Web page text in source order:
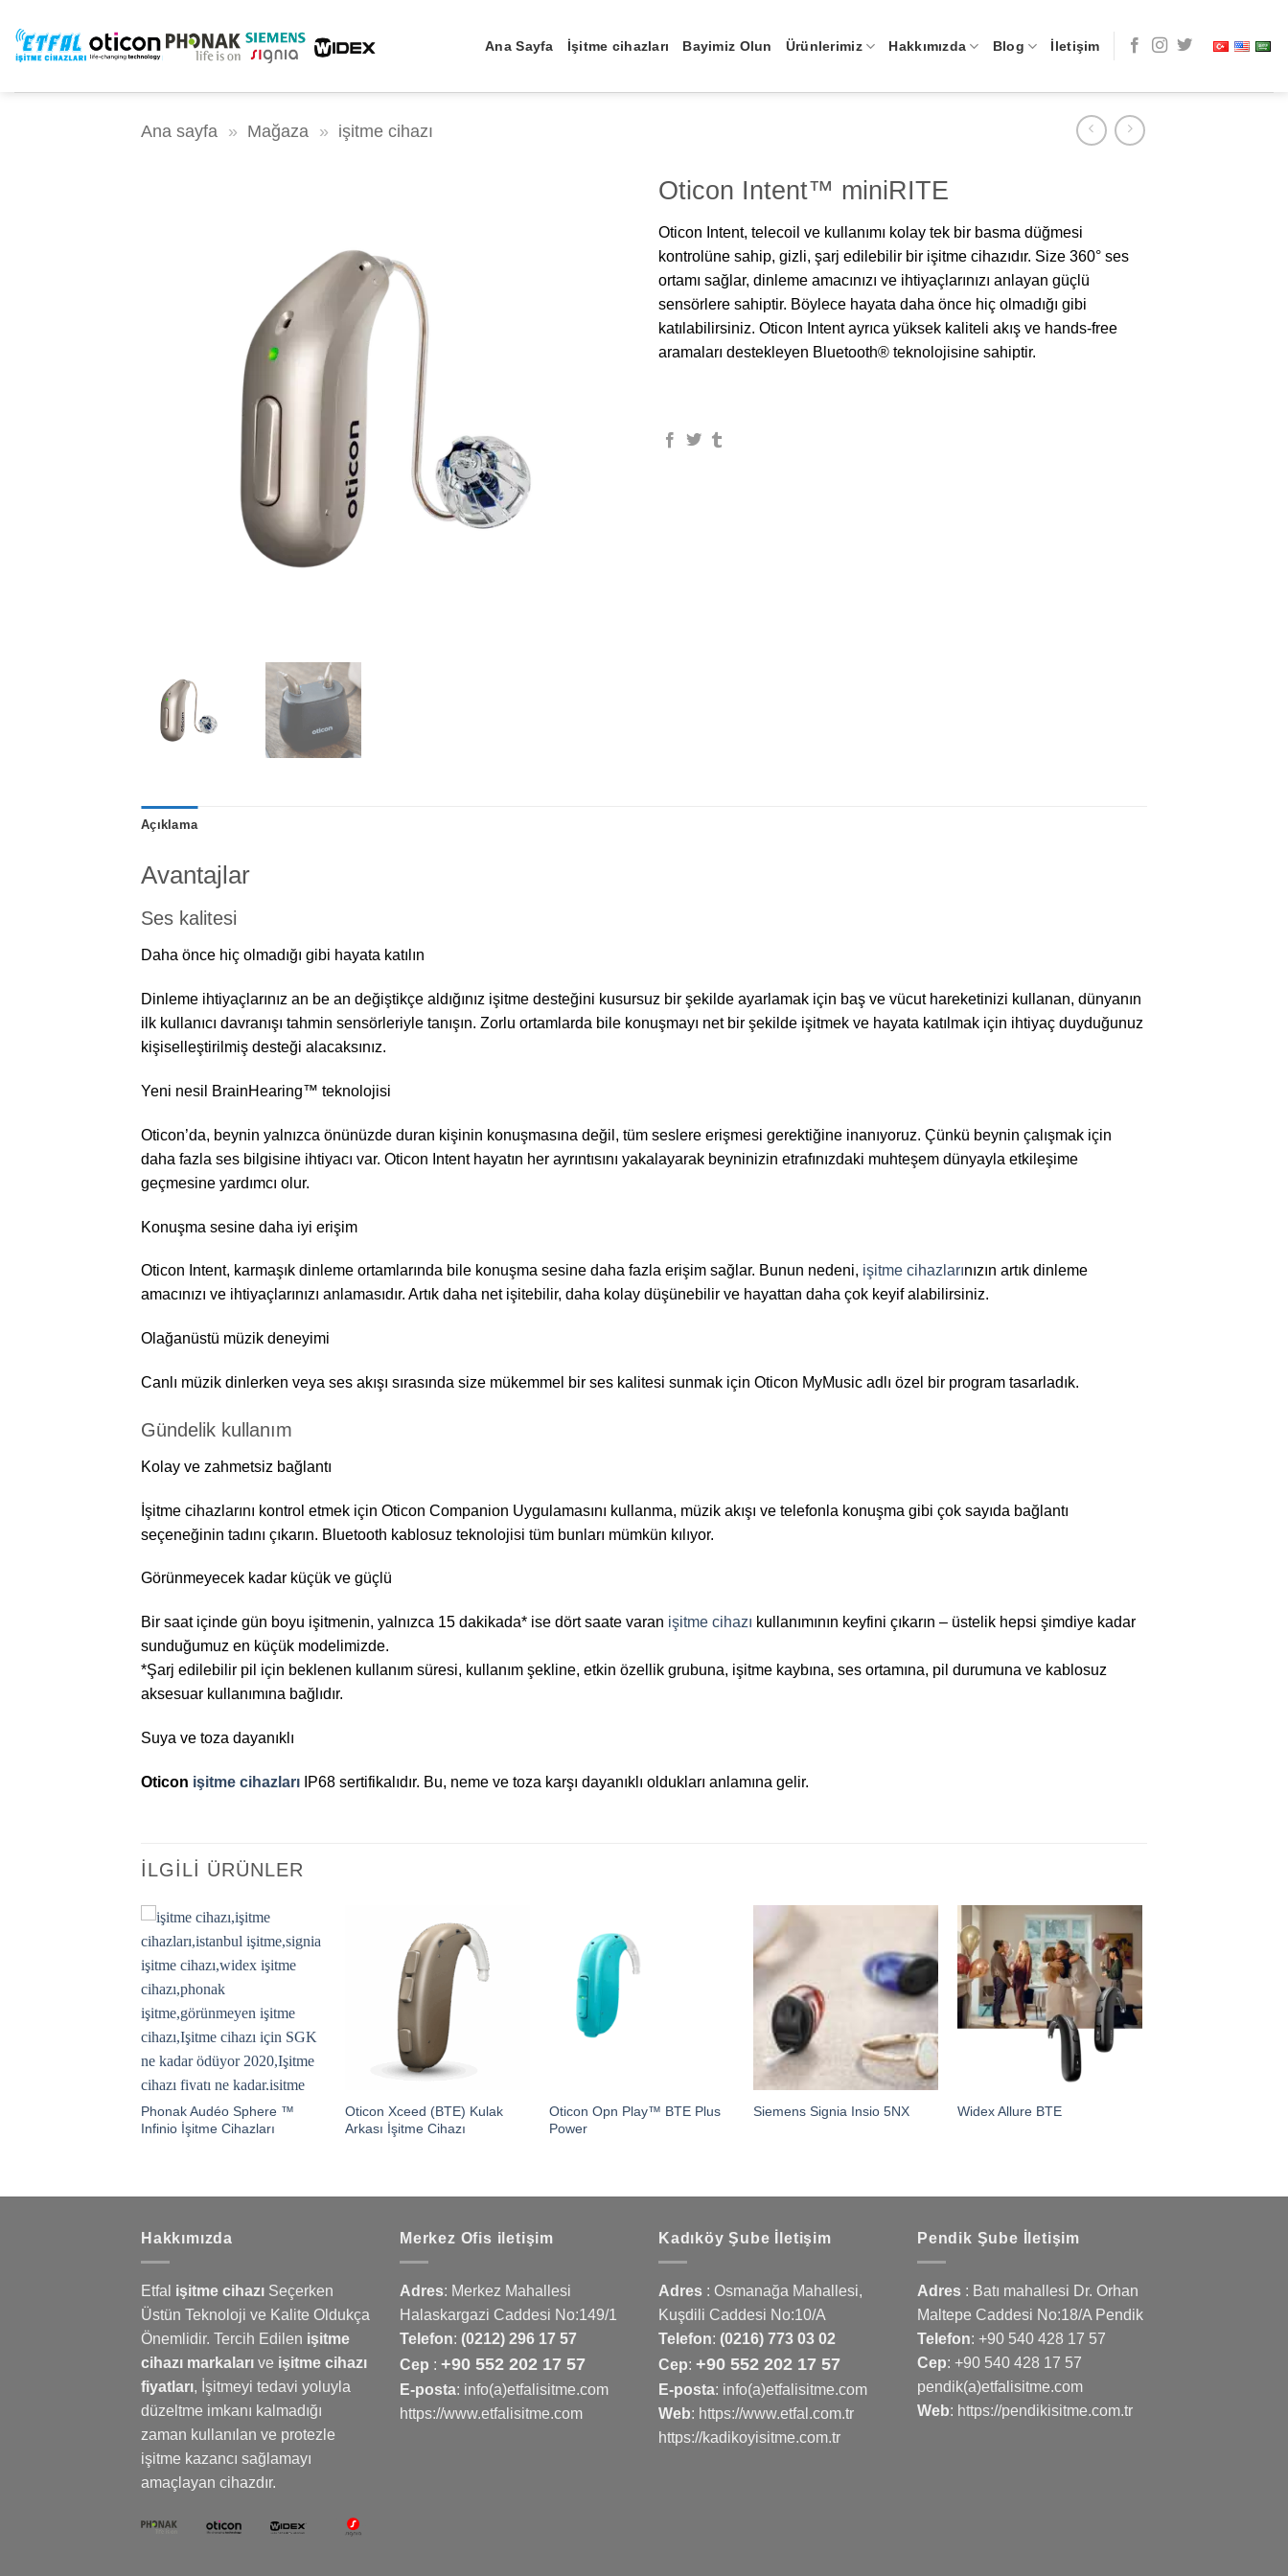
atla
Ana Sayfa İşitme cihazları Bayimiz Olun Ürünlerimiz Hakkımızda Blog İletişim
Ana sayfa » Mağaza » işitme cihazı
Oticon Intent™ miniRITE
Oticon Intent, telecoil ve kullanımı kolay tek bir basma düğmesi
kontrolüne sahip, gizli, şarj edilebilir bir işitme cihazıdır. Size 360° ses
ortamı sağlar, dinleme amacınızı ve ihtiyaçlarınızı anlayan güçlü
sensörlere sahiptir. Böylece hayata daha önce hiç olmadığı gibi
katılabilirsiniz. Oticon Intent ayrıca yüksek kaliteli akış ve hands-free
aramaları destekleyen Bluetooth® teknolojisine sahiptir.
Açıklama
Avantajlar
Ses kalitesi
Daha önce hiç olmadığı gibi hayata katılın
Dinleme ihtiyaçlarınız an be an değiştikçe aldığınız işitme desteğini kusursuz bir şekilde ayarlamak için baş ve vücut hareketinizi kullanan, dünyanın
ilk kullanıcı davranışı tahmin sensörleriyle tanışın. Zorlu ortamlarda bile konuşmayı net bir şekilde işitmek ve hayata katılmak için ihtiyaç duyduğunuz
kişiselleştirilmiş desteği alacaksınız.
Yeni nesil BrainHearing™ teknolojisi
Oticon’da, beynin yalnızca önünüzde duran kişinin konuşmasına değil, tüm seslere erişmesi gerektiğine inanıyoruz. Çünkü beynin çalışmak için
daha fazla ses bilgisine ihtiyacı var. Oticon Intent hayatın her ayrıntısını yakalayarak beyninizin etrafınızdaki muhteşem dünyayla etkileşime
geçmesine yardımcı olur.
Konuşma sesine daha iyi erişim
Oticon Intent, karmaşık dinleme ortamlarında bile konuşma sesine daha fazla erişim sağlar. Bunun nedeni, işitme cihazlarınızın artık dinleme
amacınızı ve ihtiyaçlarınızı anlamasıdır. Artık daha net işitebilir, daha kolay düşünebilir ve hayattan daha çok keyif alabilirsiniz.
Olağanüstü müzik deneyimi
Canlı müzik dinlerken veya ses akışı sırasında size mükemmel bir ses kalitesi sunmak için Oticon MyMusic adlı özel bir program tasarladık.
Gündelik kullanım
Kolay ve zahmetsiz bağlantı
İşitme cihazlarını kontrol etmek için Oticon Companion Uygulamasını kullanma, müzik akışı ve telefonla konuşma gibi çok sayıda bağlantı
seçeneğinin tadını çıkarın. Bluetooth kablosuz teknolojisi tüm bunları mümkün kılıyor.
Görünmeyecek kadar küçük ve güçlü
Bir saat içinde gün boyu işitmenin, yalnızca 15 dakikada* ise dört saate varan işitme cihazı kullanımının keyfini çıkarın – üstelik hepsi şimdiye kadar
sunduğumuz en küçük modelimizde.
*Şarj edilebilir pil için beklenen kullanım süresi, kullanım şekline, etkin özellik grubuna, işitme kaybına, ses ortamına, pil durumuna ve kablosuz
aksesuar kullanımına bağlıdır.
Suya ve toza dayanıklı
Oticon işitme cihazları IP68 sertifikalıdır. Bu, neme ve toza karşı dayanıklı oldukları anlamına gelir.
İLGILI ÜRÜNLER
Phonak Audéo Sphere ™
Infinio İşitme Cihazları
Oticon Xceed (BTE) Kulak
Arkası İşitme Cihazı
Oticon Opn Play™ BTE Plus
Power
Siemens Signia Insio 5NX Widex Allure BTE
Hakkımızda
Etfal işitme cihazı Seçerken
Üstün Teknoloji ve Kalite Oldukça
Önemlidir. Tercih Edilen işitme
cihazı markaları ve işitme cihazı
fiyatları, İşitmeyi tedavi yoluyla
düzeltme imkanı kalmadığı
zaman kullanılan ve protezle
işitme kazancı sağlamayı
amaçlayan cihazdır.
Merkez Ofis iletişim
Adres: Merkez Mahallesi
Halaskargazi Caddesi No:149/1
Telefon: (0212) 296 17 57
Cep : +90 552 202 17 57
E-posta: info(a)etfalisitme.com
https://www.etfalisitme.com
Kadıköy Şube İletişim
Adres : Osmanağa Mahallesi,
Kuşdili Caddesi No:10/A
Telefon: (0216) 773 03 02
Cep: +90 552 202 17 57
E-posta: info(a)etfalisitme.com
Web: https://www.etfal.com.tr
https://kadikoyisitme.com.tr
Pendik Şube İletişim
Adres : Batı mahallesi Dr. Orhan
Maltepe Caddesi No:18/A Pendik
Telefon: +90 540 428 17 57
Cep: +90 540 428 17 57
pendik(a)etfalisitme.com
Web: https://pendikisitme.com.tr